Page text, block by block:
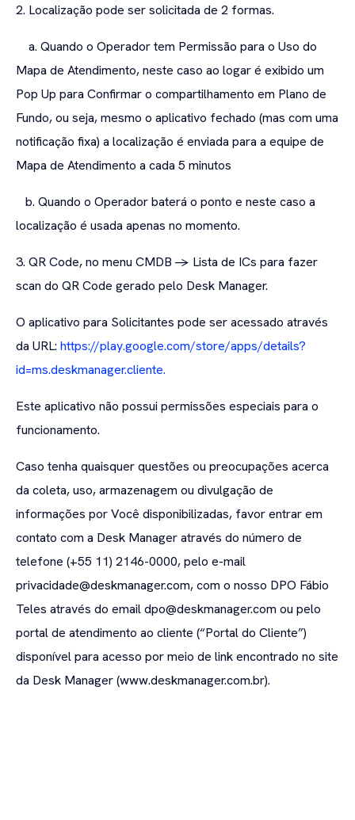
2. Localização pode ser solicitada de 2 formas.
a. Quando o Operador tem Permissão para o Uso do
Mapa de Atendimento, neste caso ao logar é exibido um
Pop Up para Confirmar o compartilhamento em Plano de
Fundo, ou seja, mesmo o aplicativo fechado (mas com uma
notificação fixa) a localização é enviada para a equipe de
Mapa de Atendimento a cada 5 minutos
b. Quando o Operador baterá o ponto e neste caso a
localização é usada apenas no momento.
3. QR Code, no menu CMDB -> Lista de ICs para fazer
scan do QR Code gerado pelo Desk Manager.
O aplicativo para Solicitantes pode ser acessado através
da URL: https://play.google.com/store/apps/details?
id=ms.deskmanager.cliente.
Este aplicativo não possui permissões especiais para o
funcionamento.
Caso tenha quaisquer questões ou preocupações acerca
da coleta, uso, armazenagem ou divulgação de
informações por Você disponibilizadas, favor entrar em
contato com a Desk Manager através do número de
telefone (+55 11) 2146-0000, pelo e-mail
privacidade@deskmanager.com, com o nosso DPO Fábio
Teles através do email dpo@deskmanager.com ou pelo
portal de atendimento ao cliente (“Portal do Cliente”)
disponível para acesso por meio de link encontrado no site
da Desk Manager (www.deskmanager.com.br).